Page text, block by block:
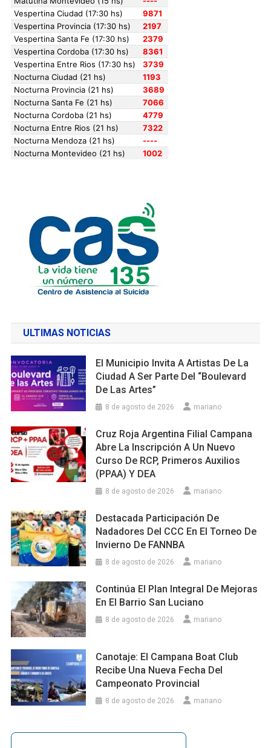
ULTIMAS NOTICIAS
El Municipio Invita A Artistas De La
Ciudad A Ser Parte Del “Boulevard
De Las Artes”
8 de agosto de 2026 mariano
Cruz Roja Argentina Filial Campana
Abre La Inscripción A Un Nuevo
Curso De RCP, Primeros Auxilios
(PPAA) Y DEA
8 de agosto de 2026 mariano
Destacada Participación De
Nadadores Del CCC En El Torneo De
Invierno De FANNBA
8 de agosto de 2026 mariano
Continúa El Plan Integral De Mejoras
En El Barrio San Luciano
8 de agosto de 2026 mariano
Canotaje: El Campana Boat Club
Recibe Una Nueva Fecha Del
Campeonato Provincial
8 de agosto de 2026 mariano